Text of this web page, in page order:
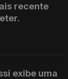
recente
exibe uma